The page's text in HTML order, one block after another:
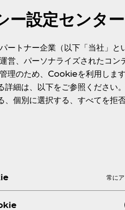
たんぱく質
0g
望小売価格（消費税別）：
月14日（月・祝）～なくなり次
ー設定センター
ートナー企業（以下「当社」と
営、パーソナライズされたコン
理のため、Cookieを利用しま
細は、以下をご参照ください
個別に選択する、すべてを拒
常に